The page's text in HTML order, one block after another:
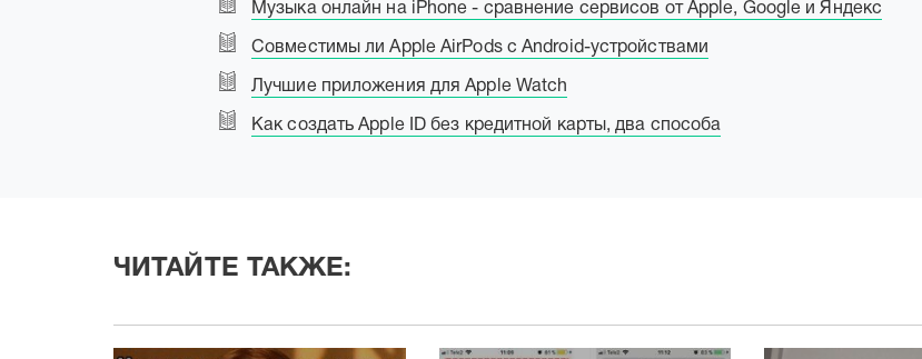
Музыка онлайн на iPhone - сравнение сервисов от Apple, Google и Яндекс
Совместимы ли Apple AirPods с Android-устройствами
Лучшие приложения для Apple Watch
Как создать Apple ID без кредитной карты, два способа
ЧИТАЙТЕ ТАКЖЕ: